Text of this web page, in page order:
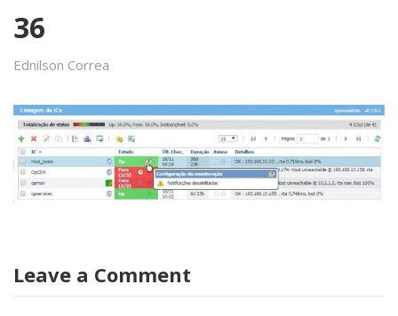
36
Ednilson Correa
Leave a Comment